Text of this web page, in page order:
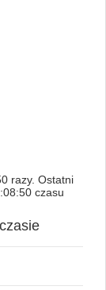
razy. Ostatni
czasu